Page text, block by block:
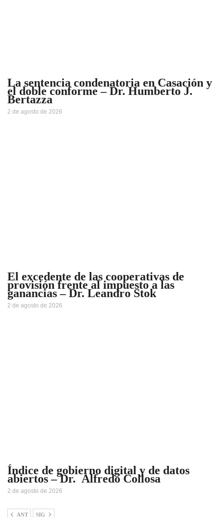
La sentencia condenatoria en Casación y
el doble conforme – Dr. Humberto J.
Bertazza
2 de agosto de 2026
El excedente de las cooperativas de
provisión frente al impuesto a las
ganancias – Dr. Leandro Stok
2 de agosto de 2026
Índice de gobierno digital y de datos
abiertos – Dr. Alfredo Collosa
2 de agosto de 2026
ANT SIG